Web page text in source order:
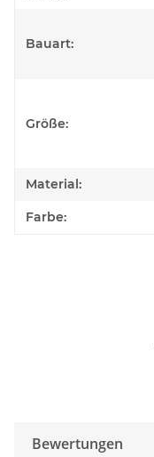
Bauart:
Größe:
Material:
Farbe:
Bewertungen